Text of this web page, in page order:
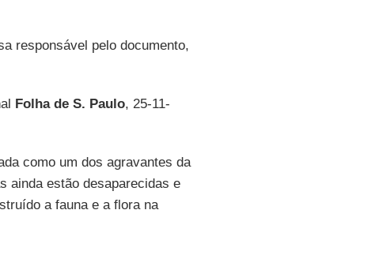
responsável pelo documento,
Folha de S. Paulo, 25-11-
como um dos agravantes da
ainda estão desaparecidas e
a fauna e a flora na